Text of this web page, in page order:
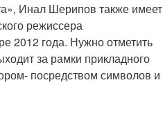
Инал Шерипов также имеет
режиссера
2012 года. Нужно отметить
за рамки прикладного
посредством символов и